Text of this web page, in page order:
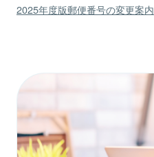
2025年度版郵便番号の変更案内